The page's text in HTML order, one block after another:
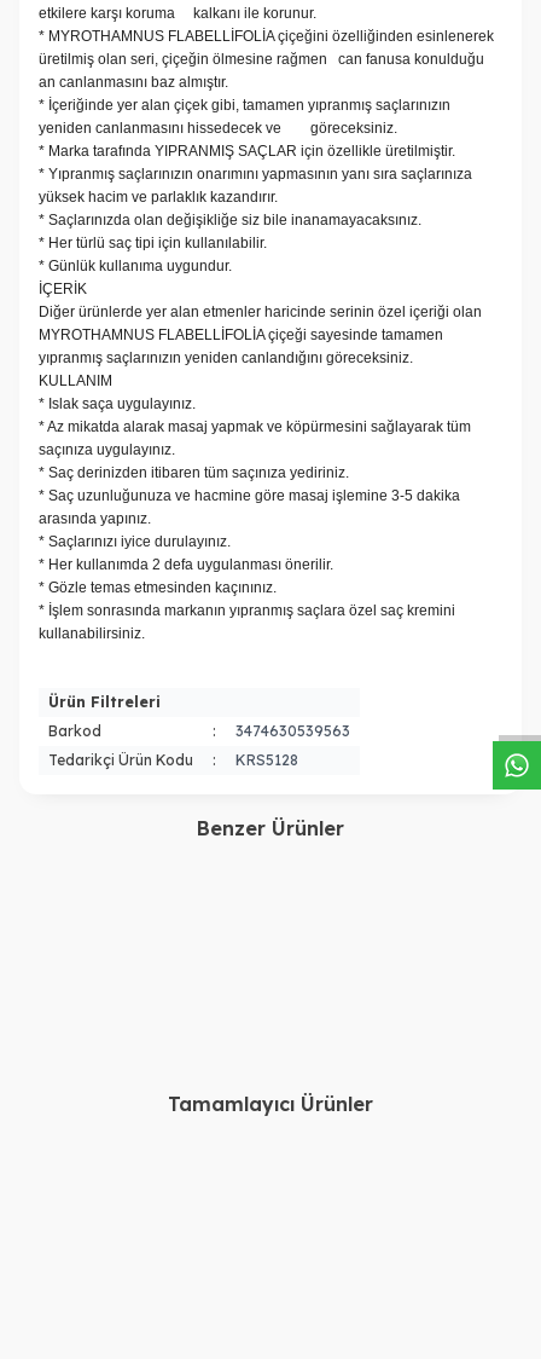
etkilere karşı koruma kalkanı ile korunur.
* MYROTHAMNUS FLABELLİFOLİA çiçeğini özelliğinden esinlenerek
üretilmiş olan seri, çiçeğin ölmesine rağmen can fanusa konulduğu
an canlanmasını baz almıştır.
* İçeriğinde yer alan çiçek gibi, tamamen yıpranmış saçlarınızın
yeniden canlanmasını hissedecek ve göreceksiniz.
* Marka tarafında YIPRANMIŞ SAÇLAR için özellikle üretilmiştir.
* Yıpranmış saçlarınızın onarımını yapmasının yanı sıra saçlarınıza
yüksek hacim ve parlaklık kazandırır.
* Saçlarınızda olan değişikliğe siz bile inanamayacaksınız.
* Her türlü saç tipi için kullanılabilir.
* Günlük kullanıma uygundur.
İÇERİK
Diğer ürünlerde yer alan etmenler haricinde serinin özel içeriği olan
MYROTHAMNUS FLABELLİFOLİA çiçeği sayesinde tamamen
yıpranmış saçlarınızın yeniden canlandığını göreceksiniz.
KULLANIM
* Islak saça uygulayınız.
* Az mikatda alarak masaj yapmak ve köpürmesini sağlayarak tüm
saçınıza uygulayınız.
* Saç derinizden itibaren tüm saçınıza yediriniz.
* Saç uzunluğunuza ve hacmine göre masaj işlemine 3-5 dakika
arasında yapınız.
* Saçlarınızı iyice durulayınız.
* Her kullanımda 2 defa uygulanması önerilir.
* Gözle temas etmesinden kaçınınız.
* İşlem sonrasında markanın yıpranmış saçlara özel saç kremini
kullanabilirsiniz.
Ürün Filtreleri
Barkod
:
3474630539563
Tedarikçi Ürün Kodu
: KRS5128
Benzer Ürünler
Tamamlayıcı Ürünler